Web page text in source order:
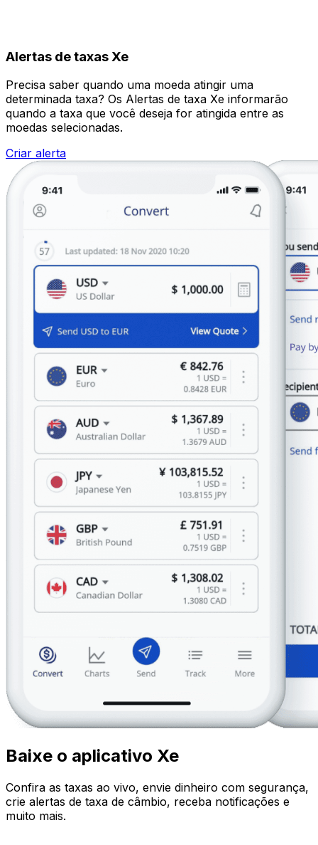
Alertas de taxas Xe
Precisa saber quando uma moeda atingir uma
determinada taxa? Os Alertas de taxa Xe informarão
quando a taxa que você deseja for atingida entre as
moedas selecionadas.
Criar alerta
Baixe o aplicativo Xe
Confira as taxas ao vivo, envie dinheiro com segurança,
crie alertas de taxa de câmbio, receba notificações e
muito mais.